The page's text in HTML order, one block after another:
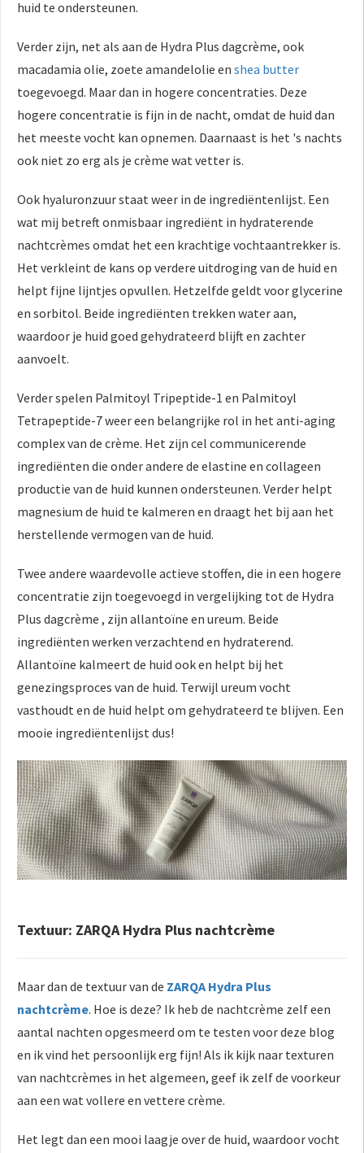
huid te ondersteunen.
Verder zijn, net als aan de Hydra Plus dagcrème, ook
macadamia olie, zoete amandelolie en shea butter
toegevoegd. Maar dan in hogere concentraties. Deze
hogere concentratie is fijn in de nacht, omdat de huid dan
het meeste vocht kan opnemen. Daarnaast is het 's nachts
ook niet zo erg als je crème wat vetter is.
Ook hyaluronzuur staat weer in de ingrediëntenlijst. Een
wat mij betreft onmisbaar ingrediënt in hydraterende
nachtcrèmes omdat het een krachtige vochtaantrekker is.
Het verkleint de kans op verdere uitdroging van de huid en
helpt fijne lijntjes opvullen. Hetzelfde geldt voor glycerine
en sorbitol. Beide ingrediënten trekken water aan,
waardoor je huid goed gehydrateerd blijft en zachter
aanvoelt.
Verder spelen Palmitoyl Tripeptide-1 en Palmitoyl
Tetrapeptide-7 weer een belangrijke rol in het anti-aging
complex van de crème. Het zijn cel communicerende
ingrediënten die onder andere de elastine en collageen
productie van de huid kunnen ondersteunen. Verder helpt
magnesium de huid te kalmeren en draagt het bij aan het
herstellende vermogen van de huid.
Twee andere waardevolle actieve stoffen, die in een hogere
concentratie zijn toegevoegd in vergelijking tot de Hydra
Plus dagcrème , zijn allantoïne en ureum. Beide
ingrediënten werken verzachtend en hydraterend.
Allantoïne kalmeert de huid ook en helpt bij het
genezingsproces van de huid. Terwijl ureum vocht
vasthoudt en de huid helpt om gehydrateerd te blijven. Een
mooie ingrediëntenlijst dus!
Textuur: ZARQA Hydra Plus nachtcrème
Maar dan de textuur van de ZARQA Hydra Plus
nachtcrème. Hoe is deze? Ik heb de nachtcrème zelf een
aantal nachten opgesmeerd om te testen voor deze blog
en ik vind het persoonlijk erg fijn! Als ik kijk naar texturen
van nachtcrèmes in het algemeen, geef ik zelf de voorkeur
aan een wat vollere en vettere crème.
Het legt dan een mooi laagje over de huid, waardoor vocht